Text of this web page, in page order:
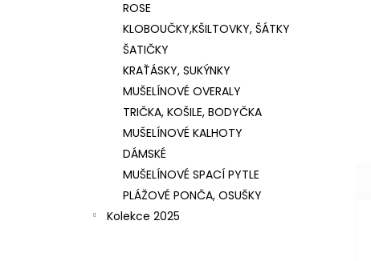
ROSE
KLOBOUČKY,KŠILTOVKY, ŠÁTKY
ŠATIČKY
KRAŤÁSKY, SUKÝNKY
MUŠELÍNOVÉ OVERALY
TRIČKA, KOŠILE, BODYČKA
MUŠELÍNOVÉ KALHOTY
DÁMSKÉ
MUŠELÍNOVÉ SPACÍ PYTLE
PLÁŽOVÉ PONČA, OSUŠKY
Kolekce 2025